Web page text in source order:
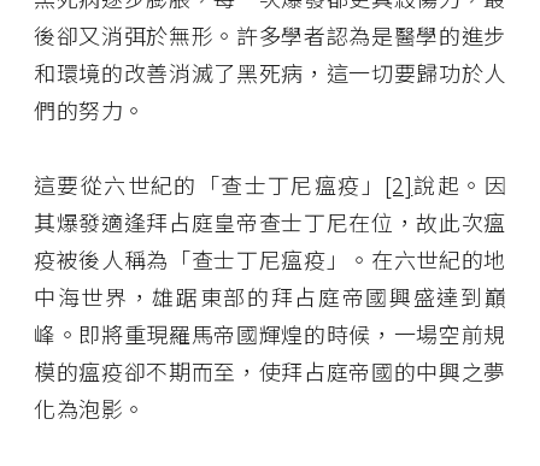
後卻又消弭於無形。許多學者認為是醫學的進步
和環境的改善消滅了黑死病，這一切要歸功於人
們的努力。
這要從六世紀的「查士丁尼瘟疫」 [2]說起。因
其爆發適逢拜占庭皇帝查士丁尼在位，故此次瘟
疫被後人稱為「查士丁尼瘟疫」。在六世紀的地
中海世界，雄踞東部的拜占庭帝國興盛達到巔
峰。即將重現羅馬帝國輝煌的時候，一場空前規
模的瘟疫卻不期而至，使拜占庭帝國的中興之夢
化為泡影。